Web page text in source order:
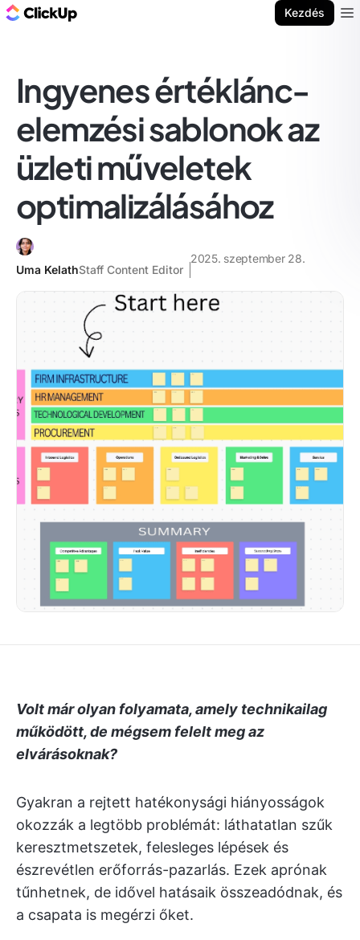
Kezdés
Ingyenes értéklánc-
elemzési sablonok az
üzleti műveletek
optimalizálásához
Uma KelathStaff Content Editor
2025. szeptember 28.
Volt már olyan folyamata, amely technikailag
működött, de mégsem felelt meg az
elvárásoknak?
Gyakran a rejtett hatékonysági hiányosságok
okozzák a legtöbb problémát: láthatatlan szűk
keresztmetszetek, felesleges lépések és
észrevétlen erőforrás-pazarlás. Ezek aprónak
tűnhetnek, de idővel hatásaik összeadódnak, és
a csapata is megérzi őket.